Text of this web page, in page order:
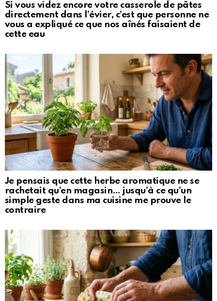
Si vous videz encore votre casserole de pâtes
directement dans l’évier, c’est que personne ne
vous a expliqué ce que nos aînés faisaient de
cette eau
Je pensais que cette herbe aromatique ne se
rachetait qu’en magasin… jusqu’à ce qu’un
simple geste dans ma cuisine me prouve le
contraire